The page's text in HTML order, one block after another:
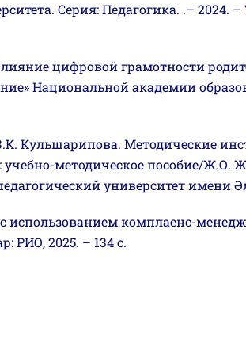
Серия: Педагогика. .– 2024. –
цифровой грамотности
Национальной академии
Методические
методическое пособие/
университет имени
с использованием комплаенс-
РИО, 2025. – 134 с.